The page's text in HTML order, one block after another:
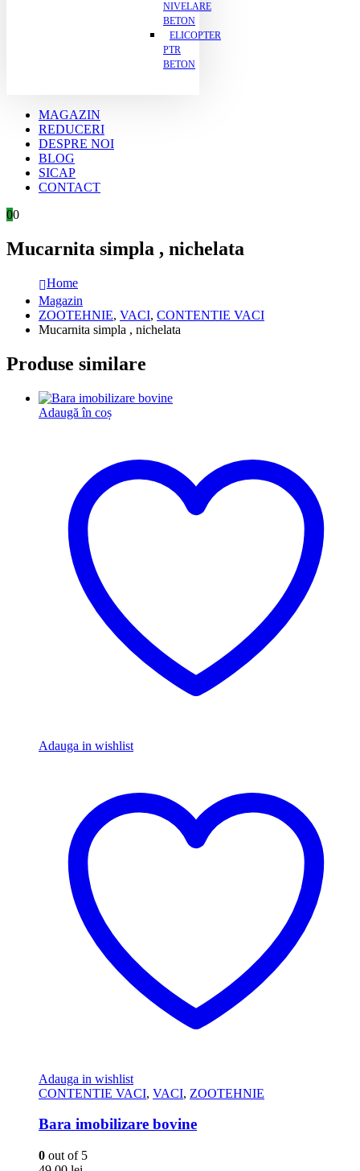
NIVELARE
BETON
ELICOPTER
PTR
BETON
MAGAZIN
REDUCERI
DESPRE NOI
BLOG
SICAP
CONTACT
00
Mucarnita simpla , nichelata
Home
Magazin
ZOOTEHNIE, VACI, CONTENTIE VACI
Mucarnita simpla , nichelata
Produse similare
Adaugă în coș
Adauga in wishlist
Adauga in wishlist
CONTENTIE VACI, VACI, ZOOTEHNIE
Bara imobilizare bovine
0 out of 5